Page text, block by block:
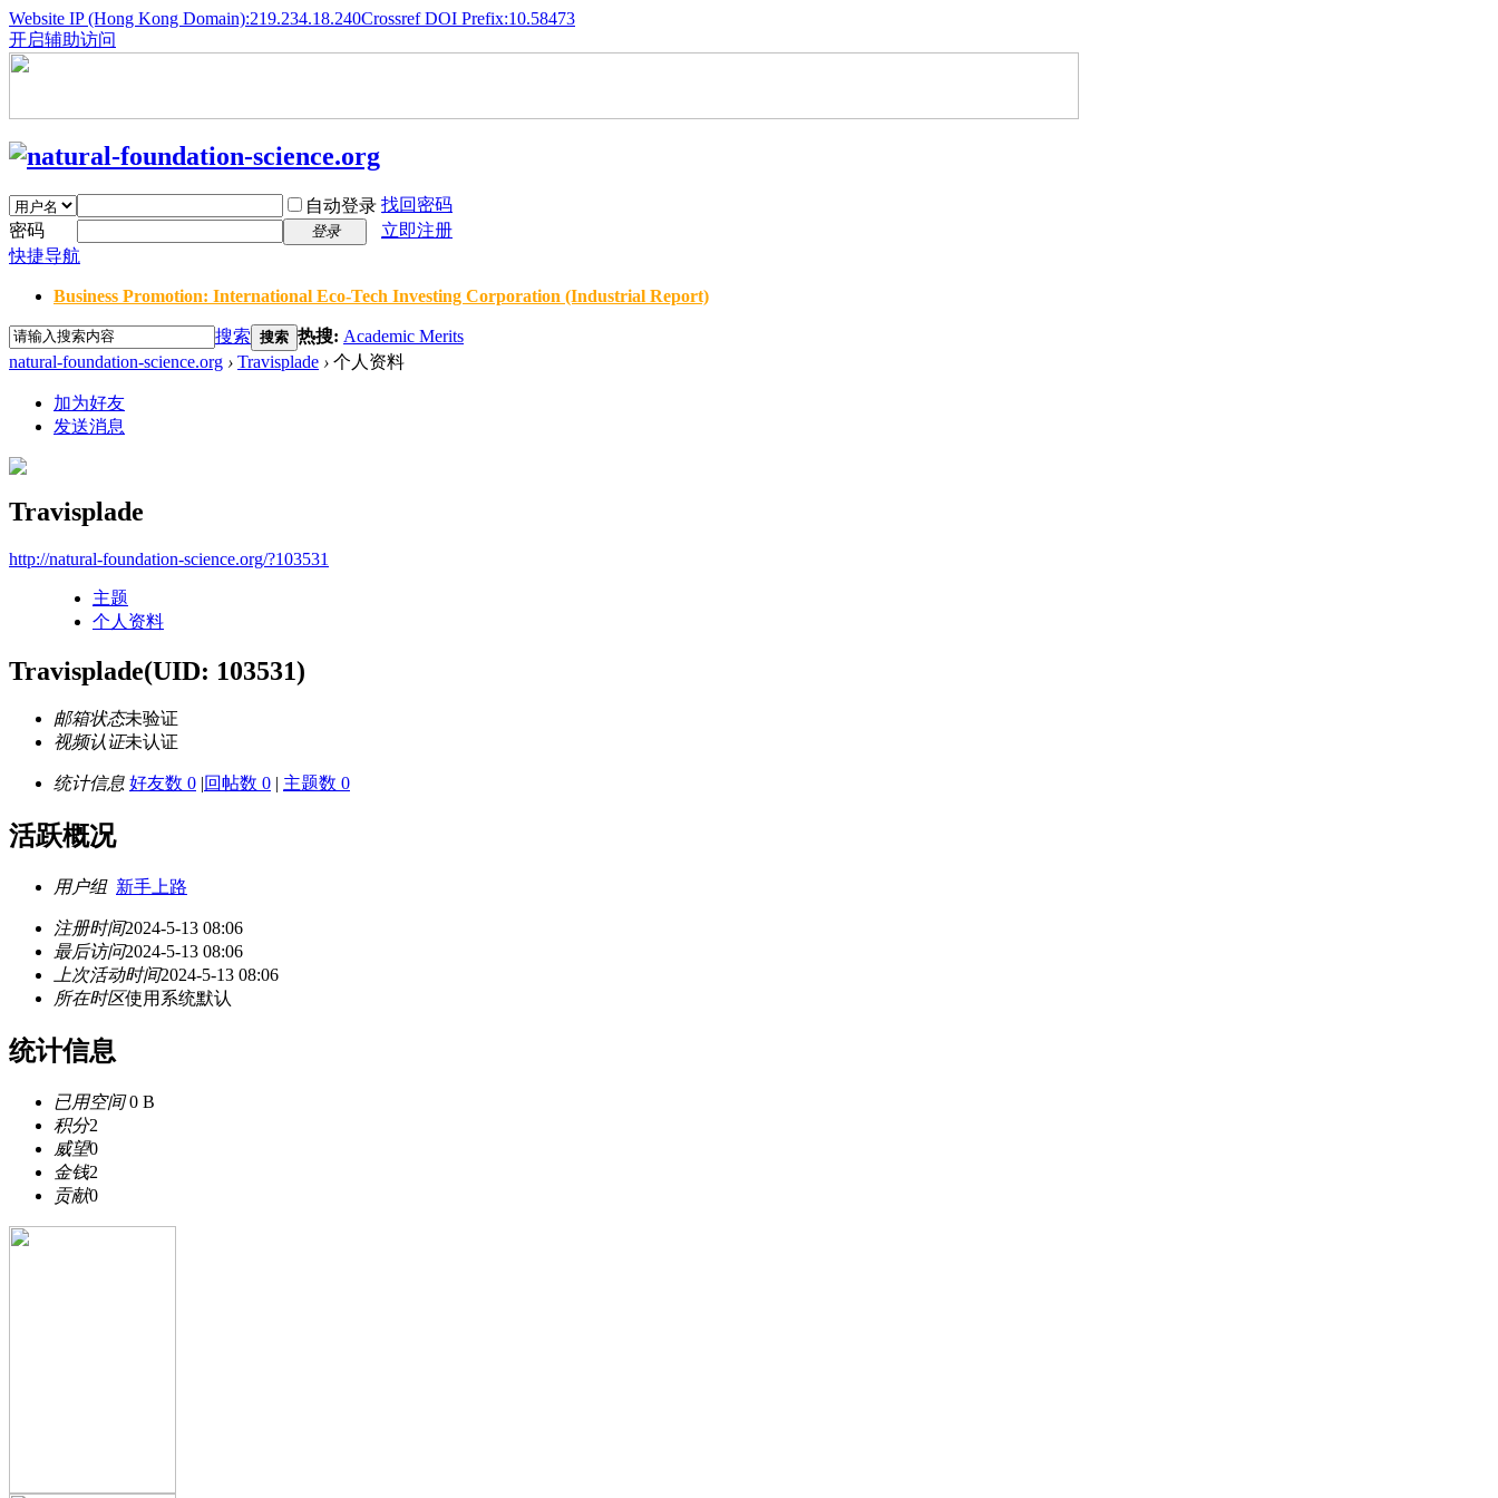
Website IP (Hong Kong Domain):219.234.18.240Crossref DOI Prefix:10.58473
开启辅助访问
自动登录 找回密码
密码
登录
立即注册
快捷导航
Business Promotion: International Eco-Tech Investing Corporation (Industrial Report)
搜索 搜索 热搜: Academic Merits
natural-foundation-science.org › Travisplade › 个人资料
加为好友
发送消息
Travisplade
http://natural-foundation-science.org/?103531
主题
个人资料
Travisplade(UID: 103531)
邮箱状态未验证
视频认证未认证
统计信息 好友数 0 |回帖数 0 | 主题数 0
活跃概况
用户组 新手上路
注册时间2024-5-13 08:06
最后访问2024-5-13 08:06
上次活动时间2024-5-13 08:06
所在时区使用系统默认
统计信息
已用空间0 B
积分2
威望0
金钱2
贡献0